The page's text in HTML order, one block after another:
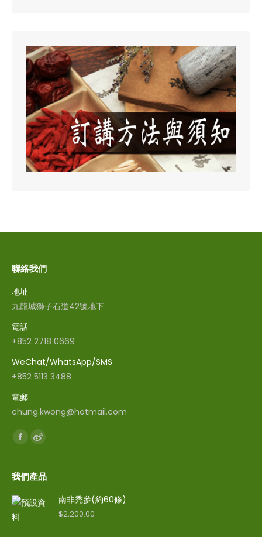
聯絡我們
地址
九龍城獅子石道42號地下
電話
+852 2718 0669
WeChat/WhatsApp/SMS
+852 5113 3488
電郵
chung.kwong@hotmail.com
Find us on:
Facebook
Weibo
我們產品
南非禿參(約60條)
$2,200.00